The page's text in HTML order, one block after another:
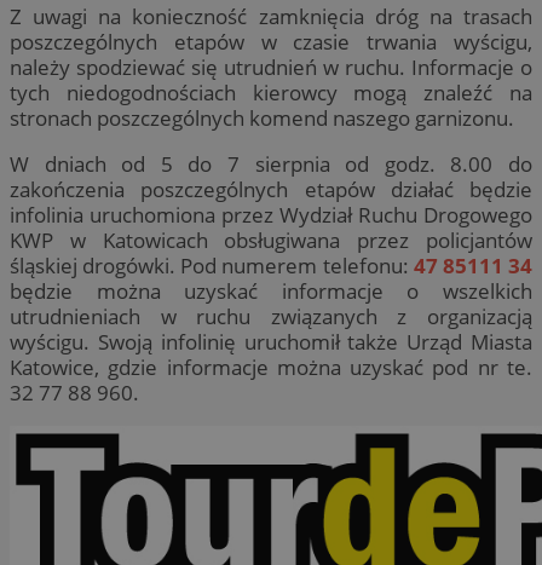
Z uwagi na konieczność zamknięcia dróg na trasach
poszczególnych etapów w czasie trwania wyścigu,
należy spodziewać się utrudnień w ruchu. Informacje o
tych niedogodnościach kierowcy mogą znaleźć na
stronach poszczególnych komend naszego garnizonu.
W dniach od 5 do 7 sierpnia od godz. 8.00 do
zakończenia poszczególnych etapów działać będzie
infolinia uruchomiona przez Wydział Ruchu Drogowego
KWP w Katowicach obsługiwana przez policjantów
śląskiej drogówki. Pod numerem telefonu: 47 85111 34
będzie można uzyskać informacje o wszelkich
utrudnieniach w ruchu związanych z organizacją
wyścigu. Swoją infolinię uruchomił także Urząd Miasta
Katowice, gdzie informacje można uzyskać pod nr te.
32 77 88 960.